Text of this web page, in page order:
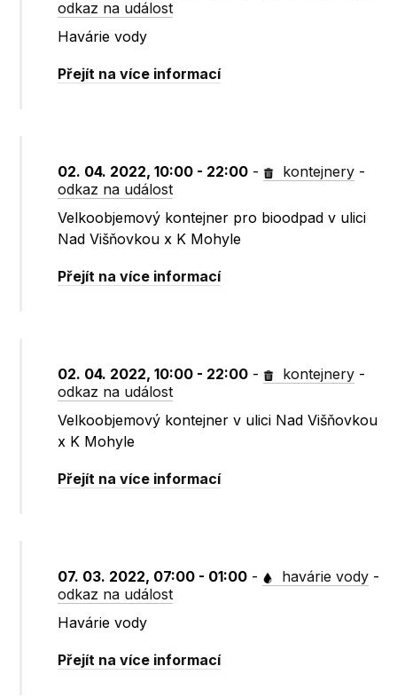
odkaz na událost
Havárie vody
Přejít na více informací
02. 04. 2022, 10:00 - 22:00 - kontejnery -
odkaz na událost
Velkoobjemový kontejner pro bioodpad v ulici
Nad Višňovkou x K Mohyle
Přejít na více informací
02. 04. 2022, 10:00 - 22:00 - kontejnery -
odkaz na událost
Velkoobjemový kontejner v ulici Nad Višňovkou
x K Mohyle
Přejít na více informací
07. 03. 2022, 07:00 - 01:00 - havárie vody -
odkaz na událost
Havárie vody
Přejít na více informací